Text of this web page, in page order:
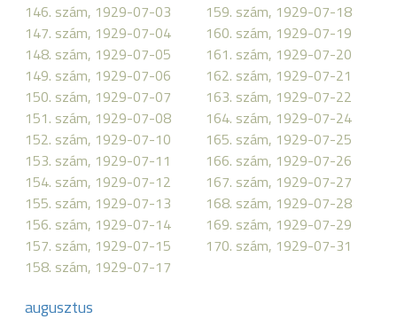
146. szám, 1929-07-03
147. szám, 1929-07-04
148. szám, 1929-07-05
149. szám, 1929-07-06
150. szám, 1929-07-07
151. szám, 1929-07-08
152. szám, 1929-07-10
153. szám, 1929-07-11
154. szám, 1929-07-12
155. szám, 1929-07-13
156. szám, 1929-07-14
157. szám, 1929-07-15
158. szám, 1929-07-17
159. szám, 1929-07-18
160. szám, 1929-07-19
161. szám, 1929-07-20
162. szám, 1929-07-21
163. szám, 1929-07-22
164. szám, 1929-07-24
165. szám, 1929-07-25
166. szám, 1929-07-26
167. szám, 1929-07-27
168. szám, 1929-07-28
169. szám, 1929-07-29
170. szám, 1929-07-31
augusztus